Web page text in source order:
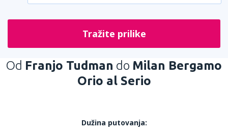
Tražite prilike
Od Franjo Tudman do Milan Bergamo
Orio al Serio
Dužina putovanja: